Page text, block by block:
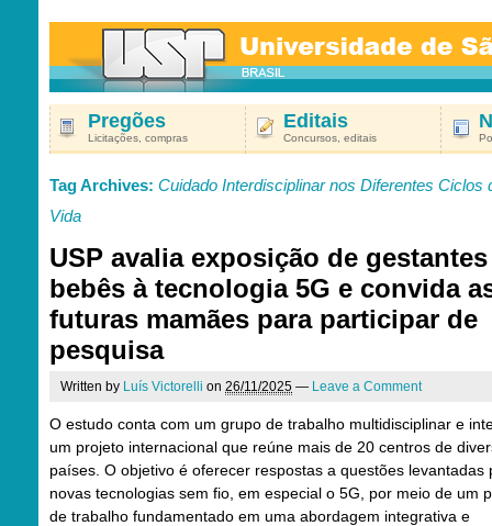
Pregões
Licitações, compras
Editais
Concursos, editais
Tag Archives: Cuidado Interdisciplinar nos Diferentes Ciclos
Vida
USP avalia exposição de gestantes
bebês à tecnologia 5G e convida
futuras mamães para participar de
pesquisa
Written by Luís Victorelli on 26/11/2025 — Leave a Comment
O estudo conta com um grupo de trabalho multidisciplinar e
um projeto internacional que reúne mais de 20 centros de
países. O objetivo é oferecer respostas a questões levantadas
novas tecnologias sem fio, em especial o 5G, por meio de um
de trabalho fundamentado em uma abordagem integrativa e